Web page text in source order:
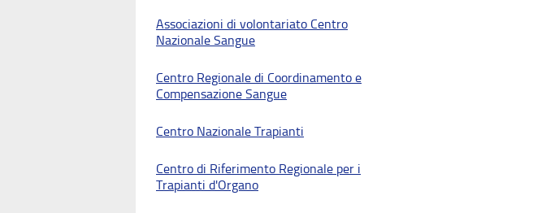
Associazioni di volontariato Centro
Nazionale Sangue
Centro Regionale di Coordinamento e
Compensazione Sangue
Centro Nazionale Trapianti
Centro di Riferimento Regionale per i
Trapianti d'Organo